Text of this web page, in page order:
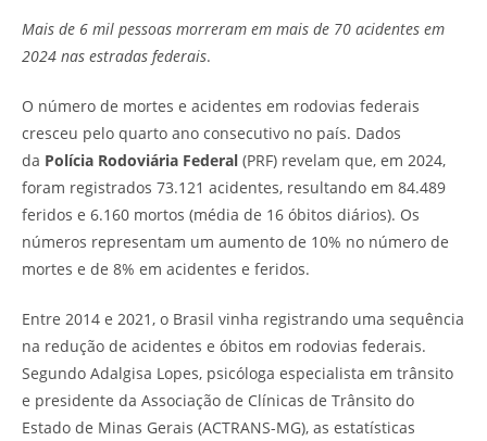
Mais de 6 mil pessoas morreram em mais de 70 acidentes em
2024 nas estradas federais.
O número de mortes e acidentes em rodovias federais
cresceu pelo quarto ano consecutivo no país. Dados
da Polícia Rodoviária Federal (PRF) revelam que, em 2024,
foram registrados 73.121 acidentes, resultando em 84.489
feridos e 6.160 mortos (média de 16 óbitos diários). Os
números representam um aumento de 10% no número de
mortes e de 8% em acidentes e feridos.
Entre 2014 e 2021, o Brasil vinha registrando uma sequência
na redução de acidentes e óbitos em rodovias federais.
Segundo Adalgisa Lopes, psicóloga especialista em trânsito
e presidente da Associação de Clínicas de Trânsito do
Estado de Minas Gerais (ACTRANS-MG), as estatísticas